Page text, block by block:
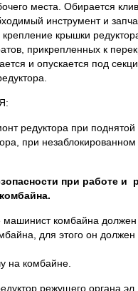
места. Обирается
инструмент и
крепление крышки
прикрепленных к
и опускается под
редуктора при
при незаблокированном
при работе и
машинист комбайна
для этого он должен
на комбайне.
режущего органа